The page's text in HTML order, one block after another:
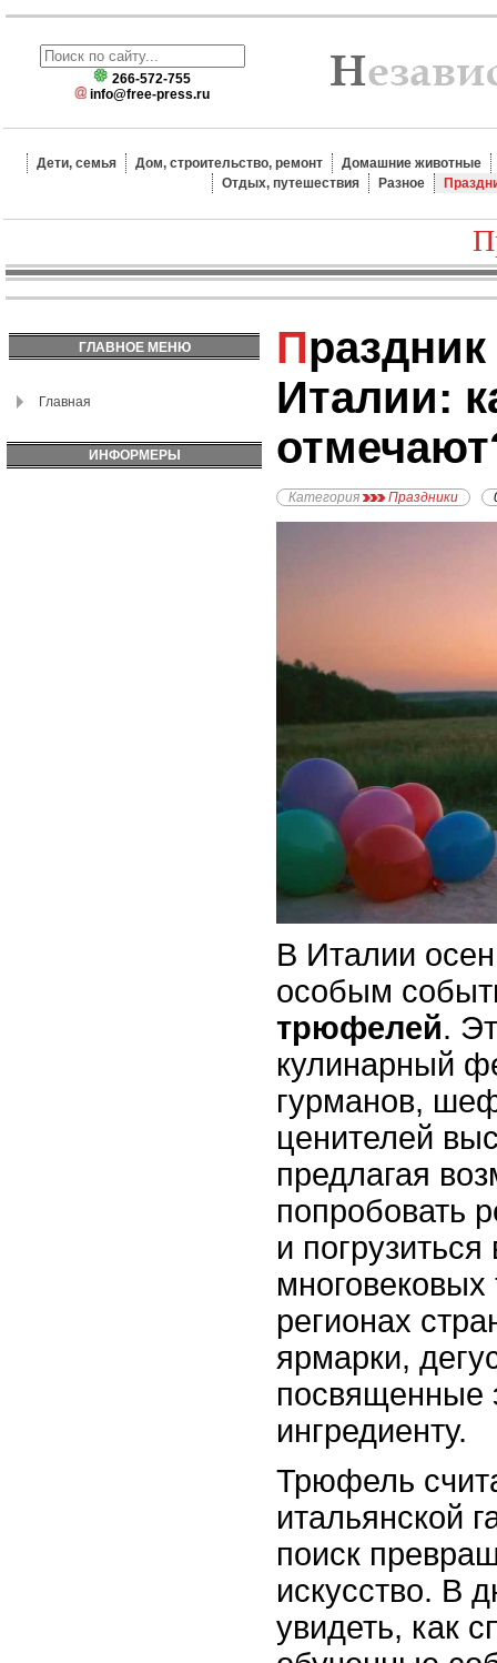
266-572-755
info@free-press.ru
Дети, семья Дом, строительство, ремонт
Домашние животные
Отдых, путешествия
Разное
ГЛАВНОЕ МЕНЮ
Главная
ИНФОРМЕРЫ
Праздник трюфелей в
Италии:
Категория Праздники
В Италии
особым
трюфелей.
кулинарный
гурманов,
ценителей
предлагая
попробовать
и
регионах
ярмарки,
посвященные
ингредиенту.
Трюфель
итальянской
поиск
искусство. В
увидеть, как